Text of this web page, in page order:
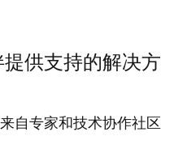
供支持的解决方
自专家和技术协作社区